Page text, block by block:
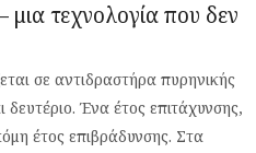
μια τεχνολογία που δεν
σε αντιδραστήρα πυρηνικής
Ένα έτος επιτάχυνσης,
έτος επιβράδυνσης. Στα